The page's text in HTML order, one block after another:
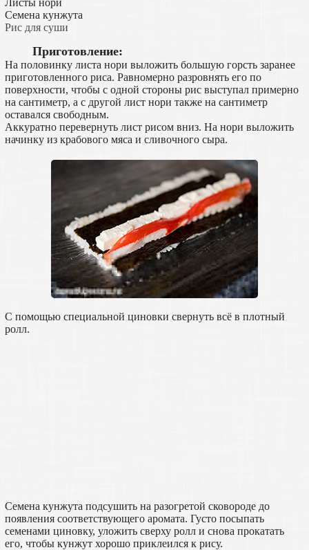
Семена кунжута
Рис для суши
Приготовление:
На половинку листа нори выложить большую горсть заранее
приготовленного риса. Равномерно разровнять его по
поверхности, чтобы с одной стороны рис выступал примерно
на сантиметр, а с другой лист нори также на сантиметр
оставался свободным.
Аккуратно перевернуть лист рисом вниз. На нори выложить
начинку из крабового мяса и сливочного сыра.
С помощью специальной циновки свернуть всё в плотный
ролл.
Семена кунжута подсушить на разогретой сковороде до
появления соответствующего аромата. Густо посыпать
семенами циновку, уложить сверху ролл и снова прокатать
его, чтобы кунжут хорошо приклеился к рису.